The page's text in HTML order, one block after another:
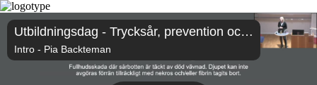
Utbildningsdag - Trycksår, prevention och behandling - 2024-11-19
Intro - Pia Backteman